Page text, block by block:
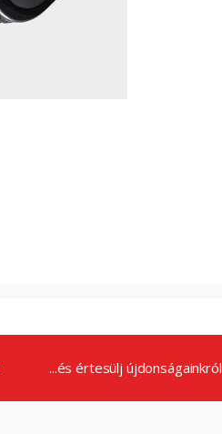
...és értesülj újdonságainkról